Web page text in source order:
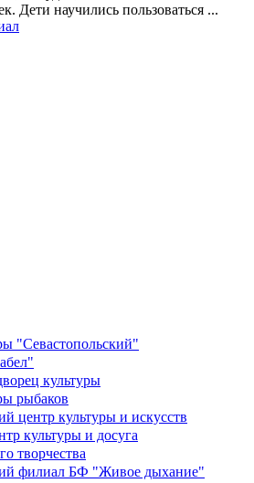
Дети научились пользоваться ...
"Севастопольский"
культуры
рыбаков
центр культуры и искусств
культуры и досуга
творчества
филиал БФ "Живое дыхание"